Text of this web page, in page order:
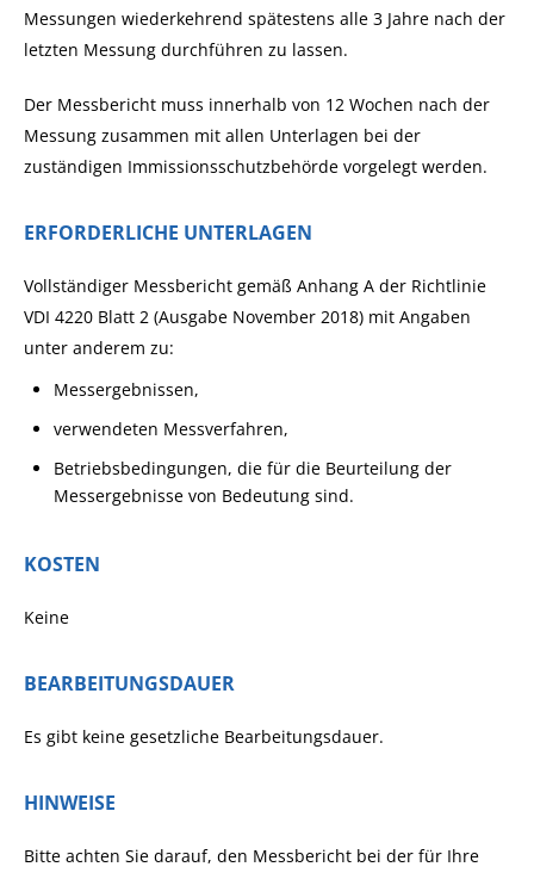
Messungen wiederkehrend spätestens alle 3 Jahre nach der
letzten Messung durchführen zu lassen.
Der Messbericht muss innerhalb von 12 Wochen nach der
Messung zusammen mit allen Unterlagen bei der
zuständigen Immissionsschutzbehörde vorgelegt werden.
ERFORDERLICHE UNTERLAGEN
Vollständiger Messbericht gemäß Anhang A der Richtlinie
VDI 4220 Blatt 2 (Ausgabe November 2018) mit Angaben
unter anderem zu:
Messergebnissen,
verwendeten Messverfahren,
Betriebsbedingungen, die für die Beurteilung der
Messergebnisse von Bedeutung sind.
KOSTEN
Keine
BEARBEITUNGSDAUER
Es gibt keine gesetzliche Bearbeitungsdauer.
HINWEISE
Bitte achten Sie darauf, den Messbericht bei der für Ihre